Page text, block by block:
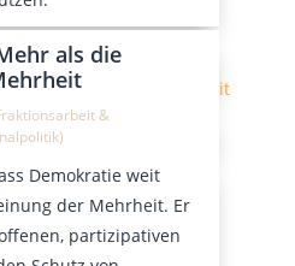
als die
&
Demokratie weit
der Mehrheit. Er
partizipativen